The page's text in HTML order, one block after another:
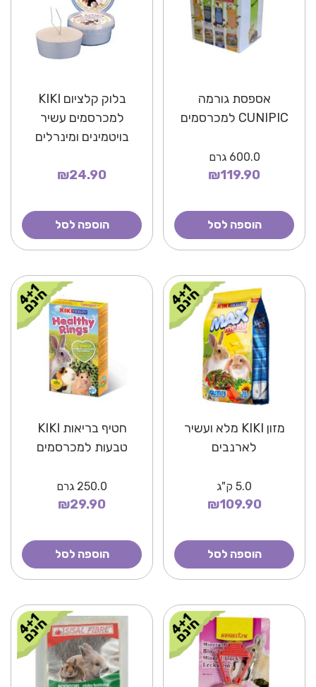
אספסת גורמה
CUNIPIC למכרסמים
600.0 גרם
₪119.90
הוספה לסל
בלוק קלציום KIKI
למכרסמים עשיר
בויטמינים ומינרלים
₪24.90
הוספה לסל
מזון KIKI מלא ועשיר
לארנבים
5.0 ק"ג
₪109.90
הוספה לסל
חטיף בריאות KIKI
טבעות למכרסמים
250.0 גרם
₪29.90
הוספה לסל